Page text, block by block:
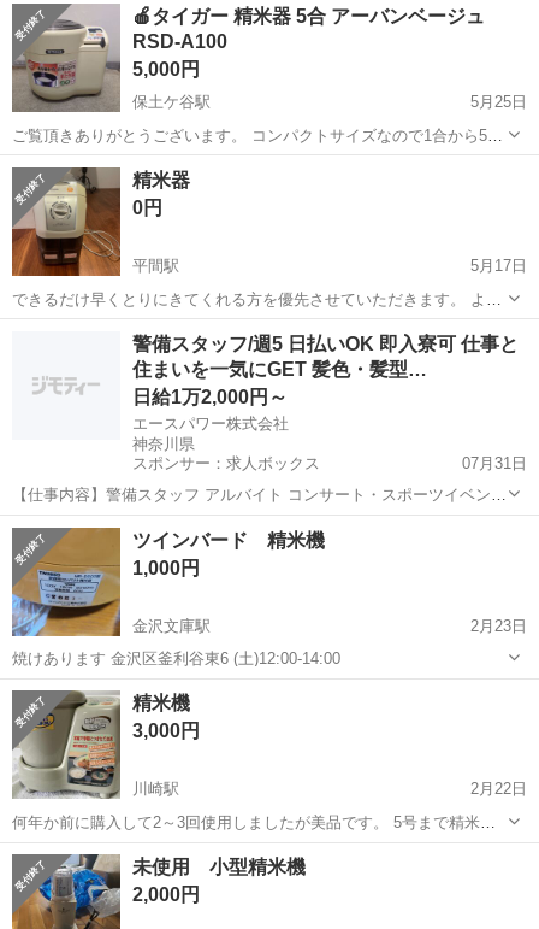
🍎タイガー 精米器 5合 アーバンベージュ
RSD-A100
5,000円
保土ケ谷駅
5月25日
ご覧頂きありがとうございます。 コンパクトサイズなので1合から5合
まで精米・米とぎができます。 いつでも搗きたてのお米でごはんが炊
けます。 精米・米とぎされたお米は、精米かごに残り、手間いらず。
ぬかの再利用も可能で...
神奈川 横浜市 保土ケ谷駅
精米器
0円
平間駅
5月17日
できるだけ早くとりにきてくれる方を優先させていただきます。 よろ
しくおねがいします。
川崎市 平間駅 キッチン家電
警備スタッフ/週5 日払いOK 即入寮可 仕事と
住まいを一気にGET 髪色・髪型…
日給1万2,000円～
エースパワー株式会社
神奈川県
スポンサー：求人ボックス
07月31日
【仕事内容】警備スタッフ アルバイト コンサート・スポーツイベン
ト・展示会などのイベントや、 工事現場周辺で警備・交通誘導をして
いただきます。 経験者の方はもちろん、未経験者の方も積極的に採用
中! 難しいスキルは不要! 基本的なル...
アルバイト・パート
ツインバード 精米機
1,000円
金沢文庫駅
2月23日
焼けあります 金沢区釜利谷東6 (土)12:00-14:00
神奈川 横浜市 金沢文庫駅
精米機
3,000円
川崎駅
2月22日
何年か前に購入して2～3回使用しましたが美品です。 5号まで精米で
きます。説明書付いてます。家の近くまで取りに来て頂けると助かり
ます。返品はお断りしますのでご了承ください。 追記します。サイズ
は縦27cm、横37.5cm、...
神奈川 川崎市 川崎駅 キッチン家電
未使用 小型精米機
2,000円